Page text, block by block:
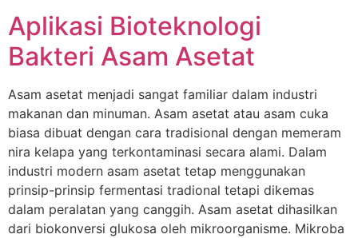
Aplikasi Bioteknologi
Bakteri Asam Asetat
Asam asetat menjadi sangat familiar dalam industri
makanan dan minuman. Asam asetat atau asam cuka
biasa dibuat dengan cara tradisional dengan memeram
nira kelapa yang terkontaminasi secara alami. Dalam
industri modern asam asetat tetap menggunakan
prinsip-prinsip fermentasi tradional tetapi dikemas
dalam peralatan yang canggih. Asam asetat dihasilkan
dari biokonversi glukosa oleh mikroorganisme. Mikroba